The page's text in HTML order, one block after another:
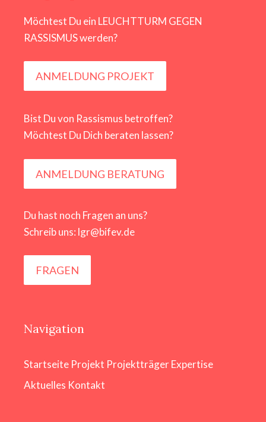
Möchtest Du ein LEUCHTTURM GEGEN
RASSISMUS werden?
ANMELDUNG PROJEKT
Bist Du von Rassismus betroffen?
Möchtest Du Dich beraten lassen?
ANMELDUNG BERATUNG
Du hast noch Fragen an uns?
Schreib uns: lgr@bifev.de
FRAGEN
Navigation
Startseite Projekt ProjektträgerExpertise
Aktuelles Kontakt